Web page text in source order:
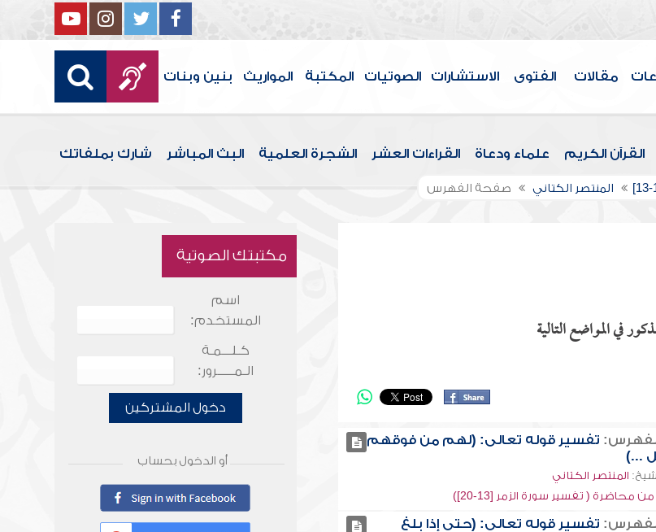
مقالات الفتوى الاستشارات الصوتيات المكتبة المواريث بنين وبنات
القرآن الكريم علماء ودعاة القراءات العشر الشجرة العلمية البث المباشر شارك بملفاتك
المنتصر الكتاني صفحة الفهرس
في المواضع التالية
تفسير قوله تعالى: (لهم من فوقهم
...)
المنتصر الكتاني
محاضرة ( تفسير سورة الزمر [13-20])
تفسير قوله تعالى: (حتى إذا بلغ
مكتبتك الصوتية
اسم
المستخدم:
كـلـــمـة
الـمـــــرور:
دخول المشتركين
أو الدخول بحساب